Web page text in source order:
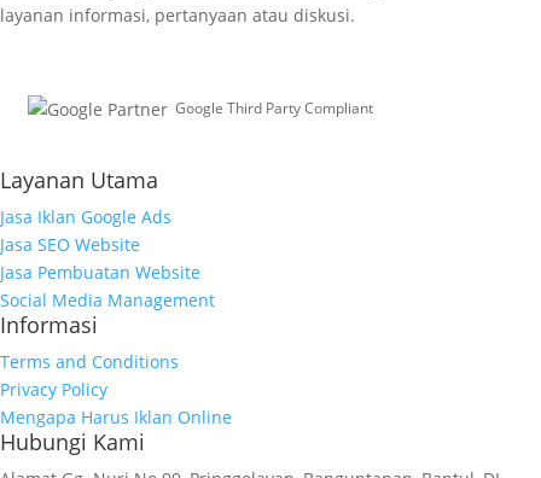
layanan informasi, pertanyaan atau diskusi.
Google Third Party Compliant
Layanan Utama
Jasa Iklan Google Ads
Jasa SEO Website
Jasa Pembuatan Website
Social Media Management
Informasi
Terms and Conditions
Privacy Policy
Mengapa Harus Iklan Online
Hubungi Kami